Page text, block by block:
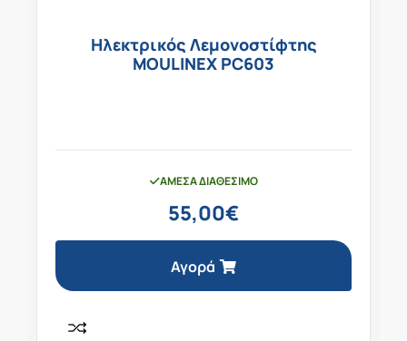
Ηλεκτρικός Λεμονοστίφτης
MOULINEX PC603
ΆΜΕΣΑ ΔΙΑΘΈΣΙΜΟ
55,00€
Αγορά